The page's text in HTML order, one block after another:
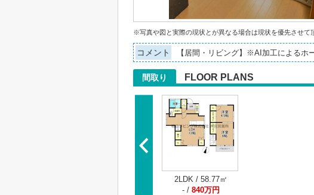
※写真や図と実際の現状とが異なる場合は現状を優先させて
コメント 【居間・リビング】※AI加工によるホ
間取り FLOOR PLANS
2LDK / 58.77㎡
- / 840万円